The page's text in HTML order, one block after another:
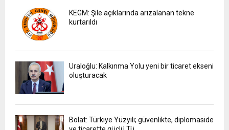
KEGM: Şile açıklarında arızalanan tekne
kurtarıldı
Uraloğlu: Kalkınma Yolu yeni bir ticaret ekseni
oluşturacak
Bolat: Türkiye Yüzyılı; güvenlikte, diplomaside